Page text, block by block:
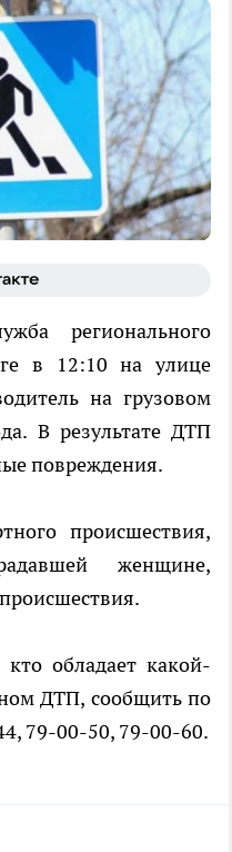
регионального
в 12:10 на улице
на грузовом
В результате ДТП
повреждения.
происшествия,
женщине,
обладает какой-
ДТП, сообщить по
79-00-50, 79-00-60.